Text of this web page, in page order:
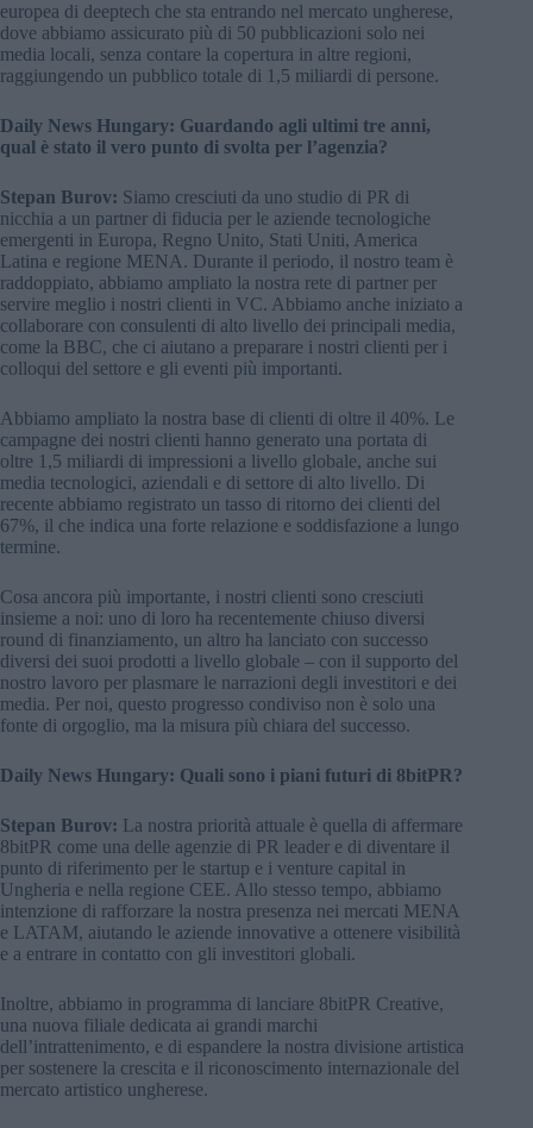
europea di deeptech che sta entrando nel mercato ungherese,
dove abbiamo assicurato più di 50 pubblicazioni solo nei
media locali, senza contare la copertura in altre regioni,
raggiungendo un pubblico totale di 1,5 miliardi di persone.
Daily News Hungary: Guardando agli ultimi tre anni,
qual è stato il vero punto di svolta per l’agenzia?
Stepan Burov: Siamo cresciuti da uno studio di PR di
nicchia a un partner di fiducia per le aziende tecnologiche
emergenti in Europa, Regno Unito, Stati Uniti, America
Latina e regione MENA. Durante il periodo, il nostro team è
raddoppiato, abbiamo ampliato la nostra rete di partner per
servire meglio i nostri clienti in VC. Abbiamo anche iniziato a
collaborare con consulenti di alto livello dei principali media,
come la BBC, che ci aiutano a preparare i nostri clienti per i
colloqui del settore e gli eventi più importanti.
Abbiamo ampliato la nostra base di clienti di oltre il 40%. Le
campagne dei nostri clienti hanno generato una portata di
oltre 1,5 miliardi di impressioni a livello globale, anche sui
media tecnologici, aziendali e di settore di alto livello. Di
recente abbiamo registrato un tasso di ritorno dei clienti del
67%, il che indica una forte relazione e soddisfazione a lungo
termine.
Cosa ancora più importante, i nostri clienti sono cresciuti
insieme a noi: uno di loro ha recentemente chiuso diversi
round di finanziamento, un altro ha lanciato con successo
diversi dei suoi prodotti a livello globale – con il supporto del
nostro lavoro per plasmare le narrazioni degli investitori e dei
media. Per noi, questo progresso condiviso non è solo una
fonte di orgoglio, ma la misura più chiara del successo.
Daily News Hungary: Quali sono i piani futuri di 8bitPR?
Stepan Burov: La nostra priorità attuale è quella di affermare
8bitPR come una delle agenzie di PR leader e di diventare il
punto di riferimento per le startup e i venture capital in
Ungheria e nella regione CEE. Allo stesso tempo, abbiamo
intenzione di rafforzare la nostra presenza nei mercati MENA
e LATAM, aiutando le aziende innovative a ottenere visibilità
e a entrare in contatto con gli investitori globali.
Inoltre, abbiamo in programma di lanciare 8bitPR Creative,
una nuova filiale dedicata ai grandi marchi
dell’intrattenimento, e di espandere la nostra divisione artistica
per sostenere la crescita e il riconoscimento internazionale del
mercato artistico ungherese.